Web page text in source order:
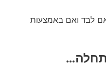
לבד ואם באמצעות